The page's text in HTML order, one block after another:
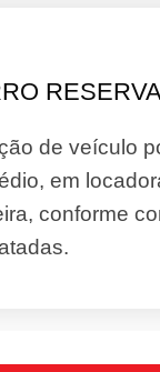
RESERVA
de veículo
em
conforme